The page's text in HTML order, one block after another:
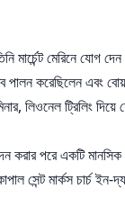
মেরিনে যোগ
করেছিলেন এবং
লিওনেল ট্রিলিং
করার পরে একটি
সেন্ট মার্কস চার্চ